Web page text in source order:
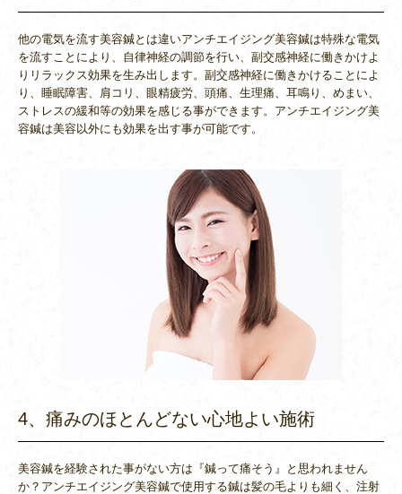
他の電気を流す美容鍼とは違いアンチエイジング美容鍼は特殊な電気
を流すことにより、自律神経の調節を行い、副交感神経に働きかけよ
りリラックス効果を生み出します。副交感神経に働きかけることによ
り、睡眠障害、肩コリ、眼精疲労、頭痛、生理痛、耳鳴り、めまい、
ストレスの緩和等の効果を感じる事ができます。アンチエイジング美
容鍼は美容以外にも効果を出す事が可能です。
4、痛みのほとんどない心地よい施術
美容鍼を経験された事がない方は『鍼って痛そう』と思われません
か？アンチエイジング美容鍼で使用する鍼は髪の毛よりも細く、注射